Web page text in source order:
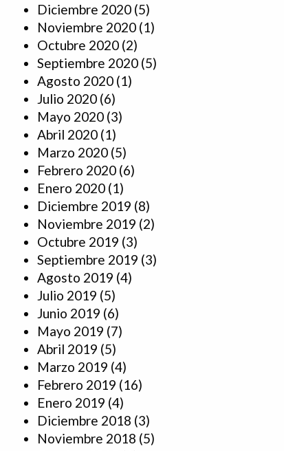
Diciembre 2020 (5)
Noviembre 2020 (1)
Octubre 2020 (2)
Septiembre 2020 (5)
Agosto 2020 (1)
Julio 2020 (6)
Mayo 2020 (3)
Abril 2020 (1)
Marzo 2020 (5)
Febrero 2020 (6)
Enero 2020 (1)
Diciembre 2019 (8)
Noviembre 2019 (2)
Octubre 2019 (3)
Septiembre 2019 (3)
Agosto 2019 (4)
Julio 2019 (5)
Junio 2019 (6)
Mayo 2019 (7)
Abril 2019 (5)
Marzo 2019 (4)
Febrero 2019 (16)
Enero 2019 (4)
Diciembre 2018 (3)
Noviembre 2018 (5)